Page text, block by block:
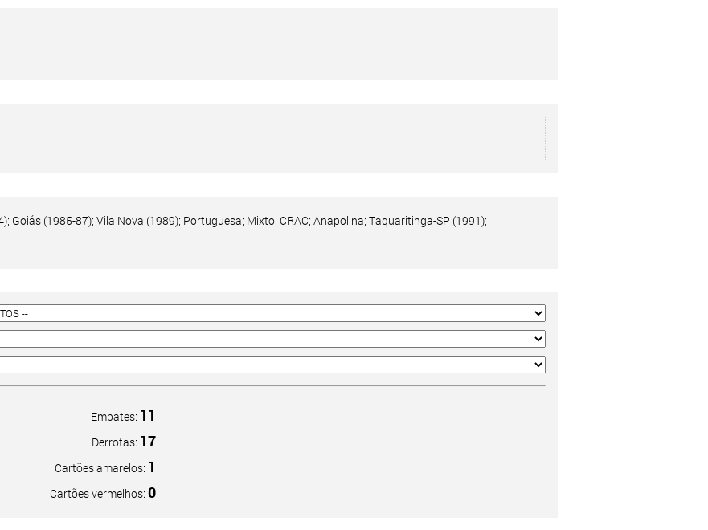
Goiás (1985-87); Vila Nova (1989); Portuguesa; Mixto; CRAC; Anapolina; Taquaritinga-SP (1991);
Empates: 11
Derrotas: 17
Cartões amarelos: 1
Cartões vermelhos: 0